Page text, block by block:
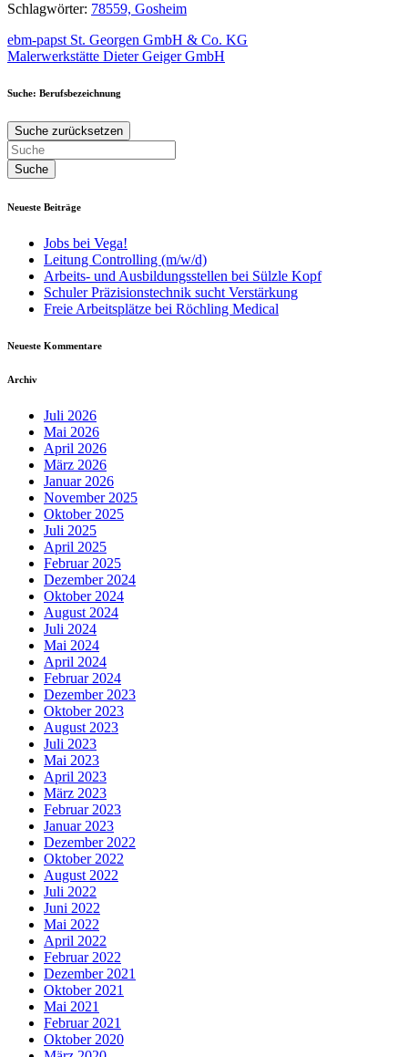
Schlagwörter: 78559, Gosheim
Beitragsnavigation
ebm-papst St. Georgen GmbH & Co. KG
Malerwerkstätte Dieter Geiger GmbH
Suche: Berufsbezeichnung
Suche zurücksetzen
Neueste Beiträge
Jobs bei Vega!
Leitung Controlling (m/w/d)
Arbeits- und Ausbildungsstellen bei Sülzle Kopf
Schuler Präzisionstechnik sucht Verstärkung
Freie Arbeitsplätze bei Röchling Medical
Neueste Kommentare
Archiv
Juli 2026
Mai 2026
April 2026
März 2026
Januar 2026
November 2025
Oktober 2025
Juli 2025
April 2025
Februar 2025
Dezember 2024
Oktober 2024
August 2024
Juli 2024
Mai 2024
April 2024
Februar 2024
Dezember 2023
Oktober 2023
August 2023
Juli 2023
Mai 2023
April 2023
März 2023
Februar 2023
Januar 2023
Dezember 2022
Oktober 2022
August 2022
Juli 2022
Juni 2022
Mai 2022
April 2022
Februar 2022
Dezember 2021
Oktober 2021
Mai 2021
Februar 2021
Oktober 2020